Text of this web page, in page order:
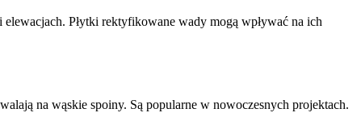
Płytki rektyfikowane wady mogą wpływać na ich
na wąskie spoiny. Są popularne w nowoczesnych projektach.